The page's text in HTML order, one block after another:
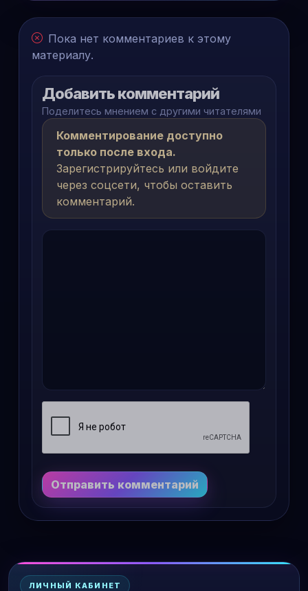
Пока нет комментариев к этому
материалу.
Добавить комментарий
Поделитесь мнением с другими читателями
Комментирование доступно
только после входа.
Зарегистрируйтесь или войдите
через соцсети, чтобы оставить
комментарий.
Отправить комментарий
ЛИЧНЫЙ КАБИНЕТ